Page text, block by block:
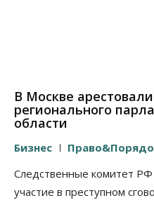
В Москве
регионального
области
Бизнес
Следственные комитет РФ
участие в преступном